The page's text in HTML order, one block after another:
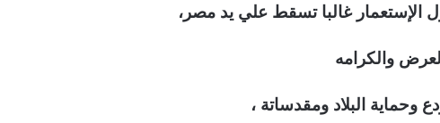
الإستعمار غالبا تسقط علي يد مصر،
والكرامه
البلاد ومقدساتة ،